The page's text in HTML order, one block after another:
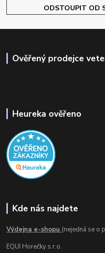
ODSTOUPIT OD
Ověřený prodejce
Heureka ověřeno
Kde nás najdete
Výdejna e-shopu (nejedná se o
EQUI Horečky s.r.o.